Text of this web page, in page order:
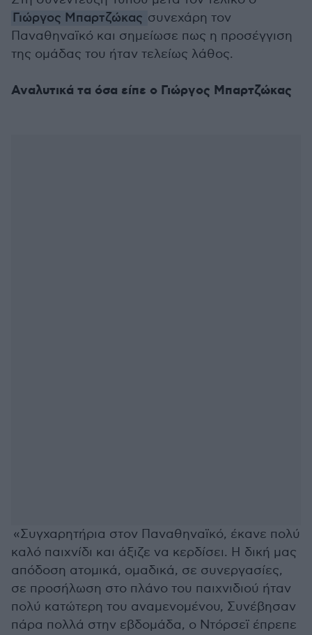
Γιώργος Μπαρτζώκας συνεχάρη τον
Παναθηναϊκό και σημείωσε πως η προσέγγιση
της ομάδας του ήταν τελείως λάθος.
Αναλυτικά τα όσα είπε ο Γιώργος Μπαρτζώκας
«Συγχαρητήρια στον Παναθηναϊκό, έκανε πολύ
καλό παιχνίδι και άξιζε να κερδίσει. Η δική μας
απόδοση ατομικά, ομαδικά, σε συνεργασίες,
σε προσήλωση στο πλάνο του παιχνιδιού ήταν
πολύ κατώτερη του αναμενομένου, Συνέβησαν
πάρα πολλά στην εβδομάδα, ο Ντόρσεϊ έπρεπε